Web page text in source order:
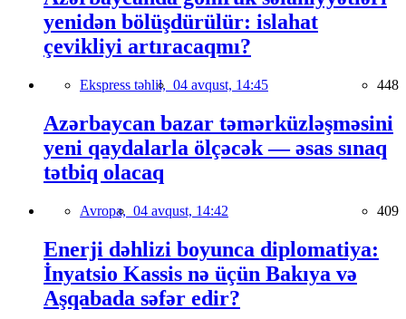
yenidən bölüşdürülür: islahat
çevikliyi artıracaqmı?
Ekspress təhlil, 04 avqust, 14:45 448
Azərbaycan bazar təmərküzləşməsini
yeni qaydalarla ölçəcək — əsas sınaq
tətbiq olacaq
Avropa, 04 avqust, 14:42 409
Enerji dəhlizi boyunca diplomatiya:
İnyatsio Kassis nə üçün Bakıya və
Aşqabada səfər edir?